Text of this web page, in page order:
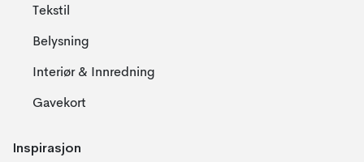
Tekstil
Belysning
Interiør & Innredning
Gavekort
Inspirasjon